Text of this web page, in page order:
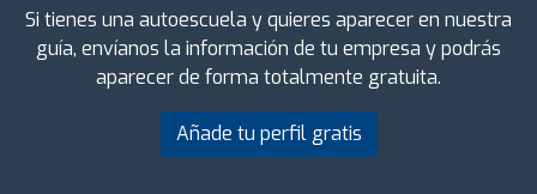
Si tienes una autoescuela y quieres aparecer en nuestra
guía, envíanos la información de tu empresa y podrás
aparecer de forma totalmente gratuita.
Añade tu perfil gratis